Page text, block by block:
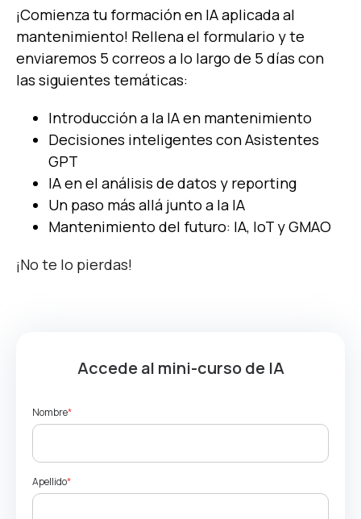
¡Comienza tu formación en IA aplicada al
mantenimiento! Rellena el formulario y te
enviaremos 5 correos a lo largo de 5 días con
las siguientes temáticas:
Introducción a la IA en mantenimiento
Decisiones inteligentes con Asistentes
GPT
IA en el análisis de datos y reporting
Un paso más allá junto a la IA
Mantenimiento del futuro: IA, IoT y GMAO
¡No te lo pierdas!
Accede al mini-curso de IA
Nombre*
Apellido*